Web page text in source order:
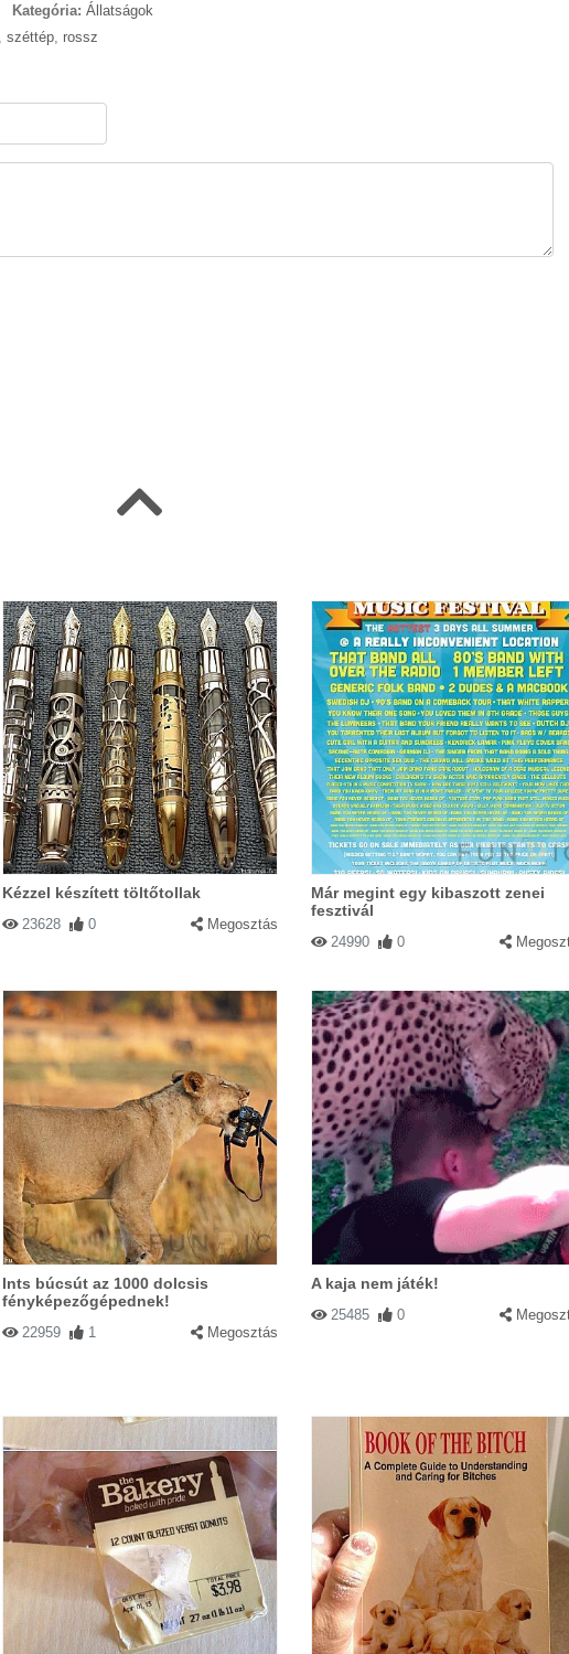
Kategória: Állatságok
széttép rossz
Kézzel készített töltőtollak
23628 0 Megosztás
Már megint egy kibaszott zenei
fesztivál
24990 0
Ints búcsút az 1000 dolcsis
fényképezőgépednek!
22959 1 Megosztás
A kaja nem játék!
25485 0